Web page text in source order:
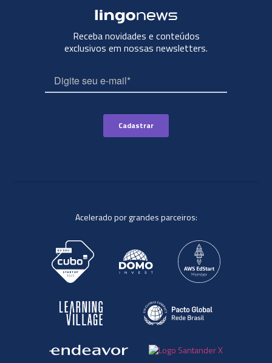
Receba novidades e conteúdos
exclusivos em nossas newsletters.
Acelerado por grandes parceiros: